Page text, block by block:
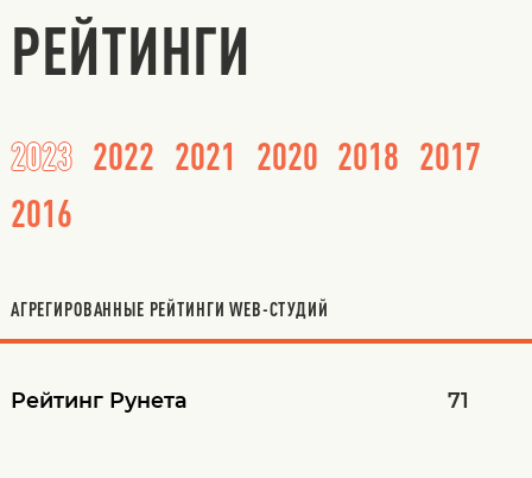
РЕЙТИНГИ
2023 2022 2021 2020 2018 2017
2016
АГРЕГИРОВАННЫЕ РЕЙТИНГИ WEB-СТУДИЙ
Рейтинг Рунета 71